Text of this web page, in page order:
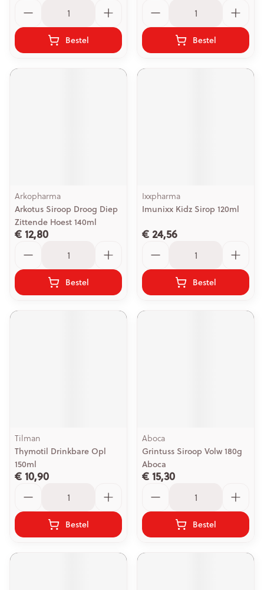
Bestel Bestel
Arkopharma
Arkotus Siroop Droog Diep
Zittende Hoest 140ml
€ 12,80
Bestel
Ixxpharma
Imunixx Kidz Sirop 120ml
€ 24,56
Bestel
Tilman
Thymotil Drinkbare Opl
150ml
€ 10,90
Bestel
Aboca
Grintuss Siroop Volw 180g
Aboca
€ 15,30
Bestel